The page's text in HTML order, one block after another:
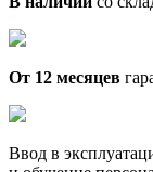
От 12 месяцев
Ввод в